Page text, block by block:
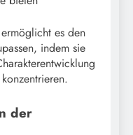
es den
indem sie
der